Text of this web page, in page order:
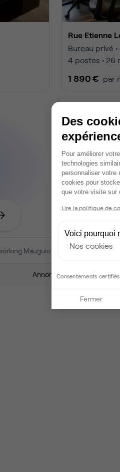
Rue Etienne
Bureau privé
4 postes • 26
1 890 € par
Mauguio
Annonces 1 à 2
Des
Pour améliorer
technologies
personnaliser votre
cookies pour
que votre visite sur
Lire la politique de
Voici pourquoi
Nos cookies
Consentements
Fermer